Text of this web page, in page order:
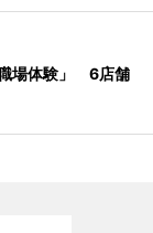
場体験」 6店舗